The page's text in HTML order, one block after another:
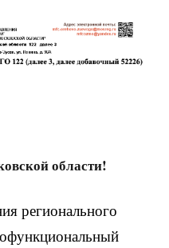
области!
регионального